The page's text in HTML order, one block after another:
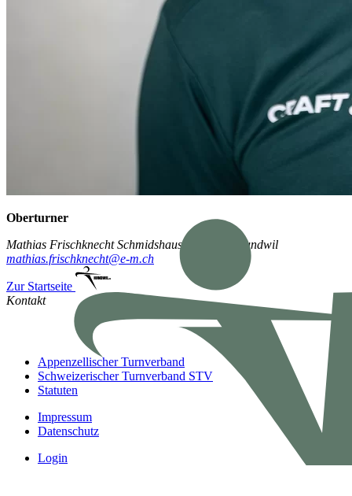
Oberturner
Mathias FrischknechtSchmidshaus 114
9064 Hundwil
mathias.frischknecht@e-m.ch
Zur Startseite
Kontakt
Appenzellischer Turnverband
Schweizerischer Turnverband STV
Statuten
Impressum
Datenschutz
Login